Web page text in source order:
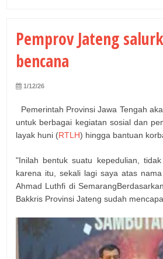
Pemprov Jateng
bencana
1/12/26
Pemerintah Provinsi Jawa Tengah
untuk berbagai kegiatan sosial dan
layak huni (RTLH) hingga bantuan
"Inilah bentuk suatu kepedulian,
karena itu, sekali lagi saya atas
Ahmad Luthfi di
Bakkris Provinsi Jateng sudah